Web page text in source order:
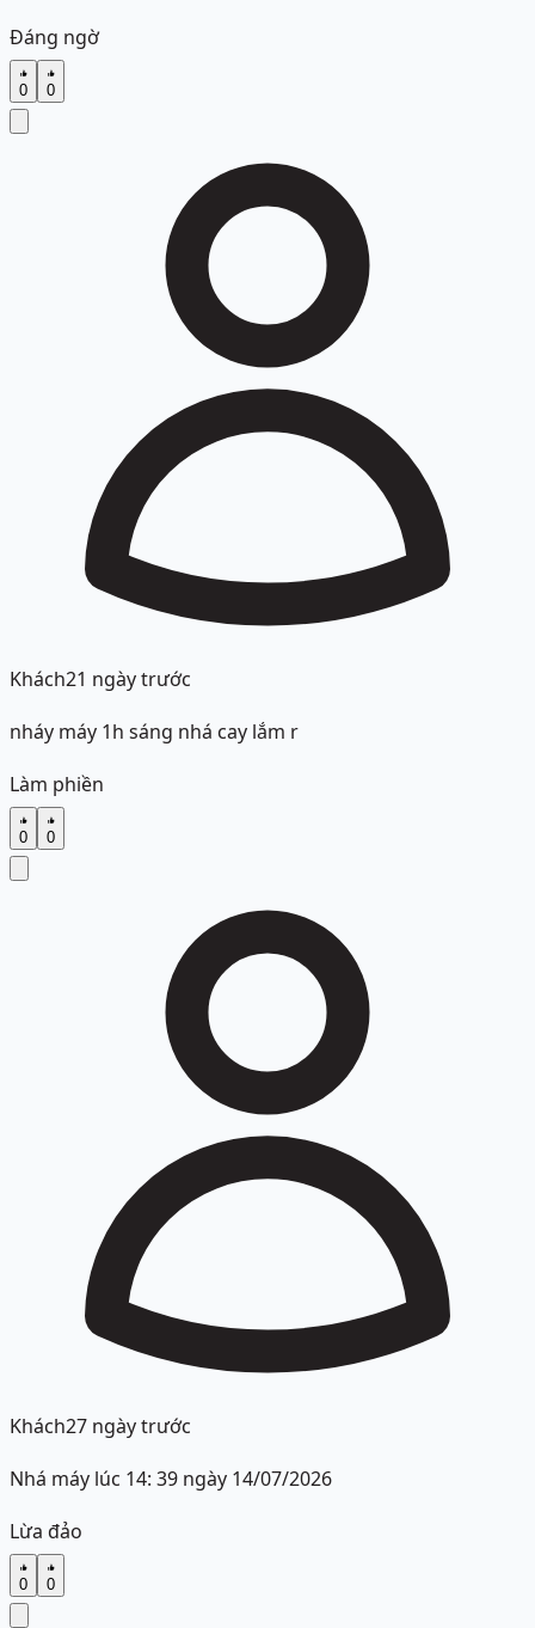
Đáng ngờ
0 0
Khách21 ngày trước
nháy máy 1h sáng nhá cay lắm r
Làm phiền
0 0
Khách27 ngày trước
Nhá máy lúc 14: 39 ngày 14/07/2026
Lừa đảo
0 0